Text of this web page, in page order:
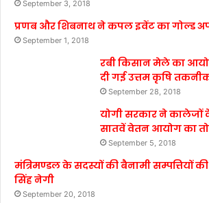
September 3, 2018
प्रणब और शिबनाथ ने कपल इवेंट का गोल्ड
September 1, 2018
रबी किसान मेले का
दी गई उत्तम कृषि
September 28, 2018
योगी सरकार ने कालेजों
सातवें वेतन आयोग का
September 5, 2018
मंत्रिमण्डल के सदस्यों की बैनामी सम्पत्तियों
सिंह नेगी
September 20, 2018